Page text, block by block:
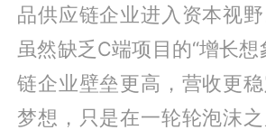
品供应链企业进入资本视野
虽然缺乏C端项目的“增长想
链企业壁垒更高，营收更
梦想，只是在一轮轮泡沫